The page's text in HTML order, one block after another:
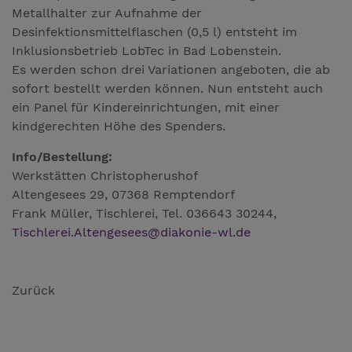
Metallhalter zur Aufnahme der
Desinfektionsmittelflaschen (0,5 l) entsteht im
Inklusionsbetrieb LobTec in Bad Lobenstein.
Es werden schon drei Variationen angeboten, die ab
sofort bestellt werden können. Nun entsteht auch
ein Panel für Kindereinrichtungen, mit einer
kindgerechten Höhe des Spenders.
Info/Bestellung:
Werkstätten Christopherushof
Altengesees 29, 07368 Remptendorf
Frank Müller, Tischlerei, Tel. 036643 30244,
Tischlerei.Altengesees@diakonie-wl.de
Zurück